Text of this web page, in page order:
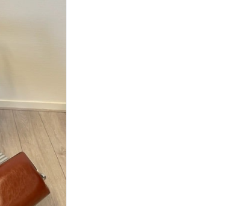
Accessoires
Magazijnsale
Buitenkansjes